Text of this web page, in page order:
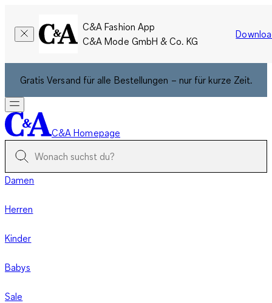
C&A Fashion App
C&A Mode GmbH & Co. KG
Gratis Versand für alle Bestellungen – nur für kurze Zeit.
C&A Homepage
Damen
Herren
Kinder
Babys
Sale